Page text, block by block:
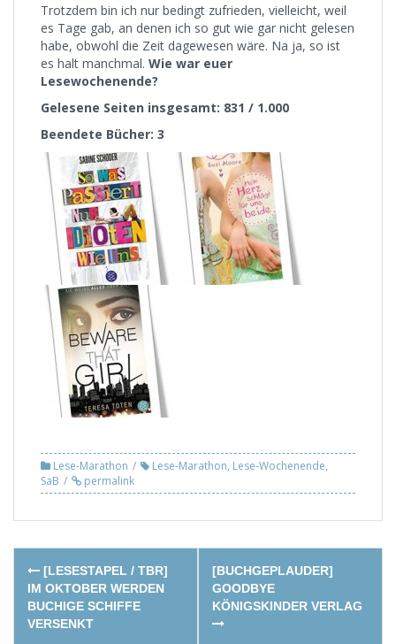
Trotzdem bin ich nur bedingt zufrieden, vielleicht, weil
es Tage gab, an denen ich so gut wie gar nicht gelesen
habe, obwohl die Zeit dagewesen wäre. Na ja, so ist
es halt manchmal. Wie war euer
Lesewochenende?
Gelesene Seiten insgesamt: 831 / 1.000
Beendete Bücher: 3
Lese-Marathon Lese-Marathon, Lese-Wochenende,
SaB
permalink
Post
navigation
[LESESTAPEL / TBR]
IM OKTOBER WERDEN
BUCHIGE SCHIFFE
VERSENKT
[BUCHGEPLAUDER]
GOODBYE
KÖNIGSKINDER VERLAG